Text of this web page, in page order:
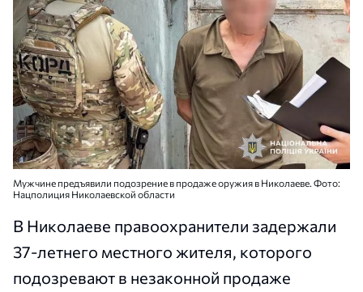
Мужчине предъявили подозрение в продаже оружия в Николаеве. Фото:
Нацполиция Николаевской области
В Николаеве правоохранители задержали
37-летнего местного жителя, которого
подозревают в незаконной продаже